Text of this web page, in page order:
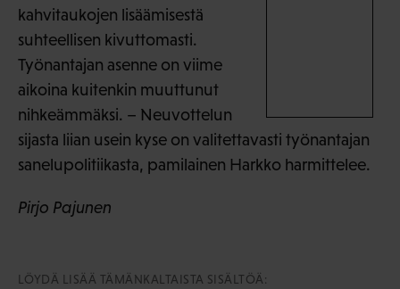
kahvitaukojen lisäämisestä
suhteellisen kivuttomasti.
Työnantajan asenne on viime
aikoina kuitenkin muuttunut
nihkeämmäksi. – Neuvottelun
sijasta liian usein kyse on valitettavasti työnantajan
sanelupolitiikasta, pamilainen Harkko harmittelee.
Pirjo Pajunen
LÖYDÄ LISÄÄ TÄMÄNKALTAISTA SISÄLTÖÄ: